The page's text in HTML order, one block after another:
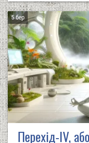
5 бер
Перехід-IV,